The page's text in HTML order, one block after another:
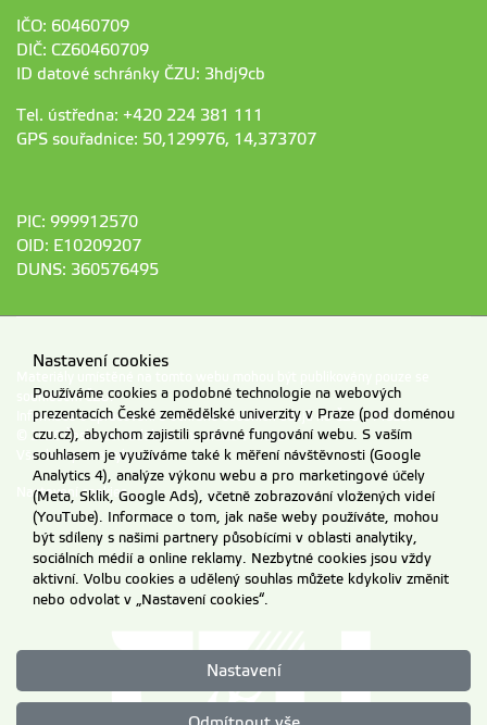
IČO: 60460709
DIČ: CZ60460709
ID datové schránky ČZU: 3hdj9cb
Tel. ústředna: +420 224 381 111
GPS souřadnice: 50,129976, 14,373707
PIC: 999912570
OID: E10209207
DUNS: 360576495
souhlasem ČZU.
Informace o zpracování a ochraně osobních údajů na ČZU v Praze.
© 2026 Česká zemědělská univerzita v Praze
Všechna práva vyhrazena
Nastavení cookies
Nastavení cookies
Používáme cookies a podobné technologie na webových
prezentacích České zemědělské univerzity v Praze (pod doménou
czu.cz), abychom zajistili správné fungování webu. S vaším
souhlasem je využíváme také k měření návštěvnosti (Google
Analytics 4), analýze výkonu webu a pro marketingové účely
(Meta, Sklik, Google Ads), včetně zobrazování vložených videí
(YouTube). Informace o tom, jak naše weby používáte, mohou
být sdíleny s našimi partnery působícími v oblasti analytiky,
sociálních médií a online reklamy. Nezbytné cookies jsou vždy
aktivní. Volbu cookies a udělený souhlas můžete kdykoliv změnit
nebo odvolat v „Nastavení cookies“.
Nastavení